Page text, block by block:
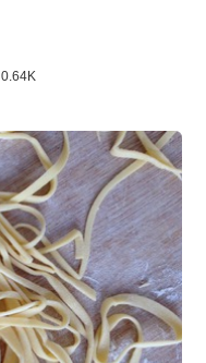
0.64K